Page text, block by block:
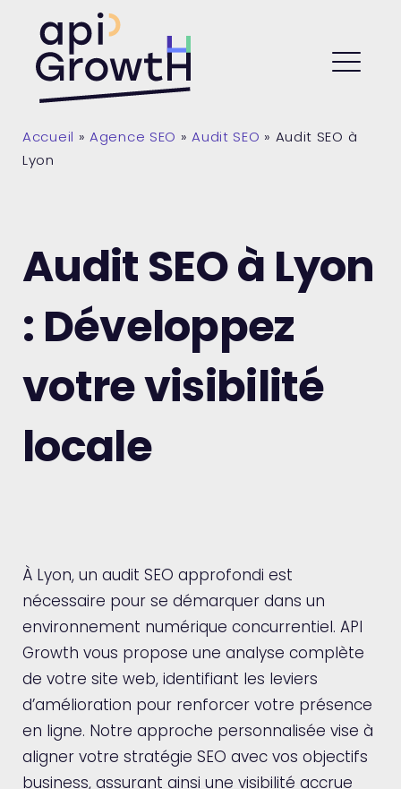
contentAPI Growth
Accueil »Agence SEO »Audit SEO » Audit SEO à
Lyon
Audit SEO à Lyon
: Développez
votre visibilité
locale
À Lyon, un audit SEO approfondi est
nécessaire pour se démarquer dans un
environnement numérique concurrentiel. API
Growth vous propose une analyse complète
de votre site web, identifiant les leviers
d’amélioration pour renforcer votre présence
en ligne. Notre approche personnalisée vise à
aligner votre stratégie SEO avec vos objectifs
business, assurant ainsi une visibilité accrue